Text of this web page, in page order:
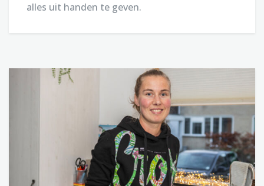
alles uit handen te geven.